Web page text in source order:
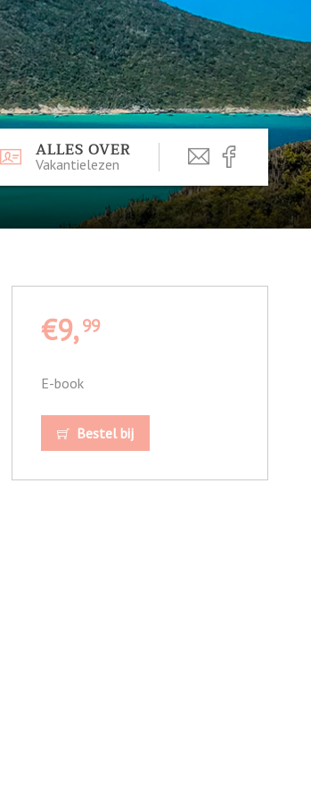
ALLES OVER
Vakantielezen
€9,99
E-book
Bestel bij